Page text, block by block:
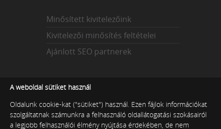
Minősített kivitelezőink
Kivitelezői minősítés feltételei
Ajánlott SEO partnerek
Az indexekről
Technikai index
A weboldal sütiket használ
Oldalunk cookie-kat ("sütiket") használ. Ezen fájlok információkat
szolgáltatnak számunkra a felhasználó oldallátogatási szokásairól
a legjobb felhasználói élmény nyújtása érdekében, de nem